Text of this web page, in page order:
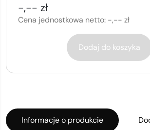
-,-- zł
Cena jednostkowa netto: -,-- zł
Dodaj do koszyka
Informacje o produkcie